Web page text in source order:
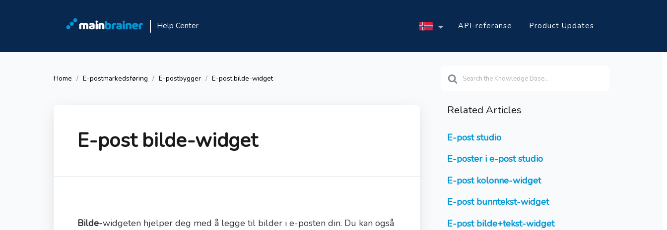
Help Center API-referanse Product Updates
For
Home E-postmarkedsføring E-postbygger E-post bilde-widget
E-post bilde-widget
Bilde-widgeten hjelper deg med å legge til bilder i e-posten din. Du kan også
Related Articles
E-post studio
E-poster i e-post studio
E-post kolonne-widget
E-post bunntekst-widget
E-post bilde+tekst-widget